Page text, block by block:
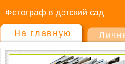
Фотограф в детский сад
На главную